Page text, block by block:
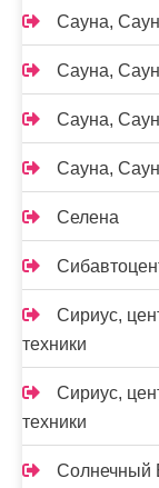
Сауна,
Сауна,
Сауна,
Сауна,
Селена
Сириус,
техники
Сириус,
техники
Солнечный